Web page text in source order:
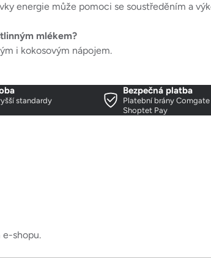
energie může pomoci se soustředěním a
mlékem?
i kokosovým nápojem.
standardy
Bezpečná platba
Platební brány Comgate
Shoptet Pay
e-shopu.